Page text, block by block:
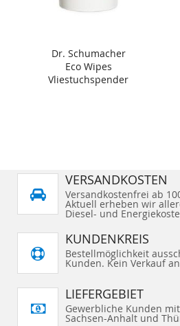
Dr. Schumacher
Eco Wipes
Vliestuchspender
VERSANDKOSTEN
Versandkostenfrei ab
Aktuell erheben wir
Diesel- und
KUNDENKREIS
Bestellmöglichkeit
Kunden. Kein Verkauf
LIEFERGEBIET
Gewerbliche Kunden
Sachsen-Anhalt und